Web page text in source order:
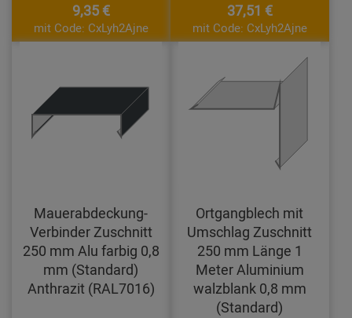
9,35 €
mit Code: CxLyh2Ajne
37,51 €
mit Code: CxLyh2Ajne
Mauerabdeckung-
Verbinder Zuschnitt
250 mm Alu farbig 0,8
mm (Standard)
Anthrazit (RAL7016)
Ortgangblech mit
Umschlag Zuschnitt
250 mm Länge 1
Meter Aluminium
walzblank 0,8 mm
(Standard)